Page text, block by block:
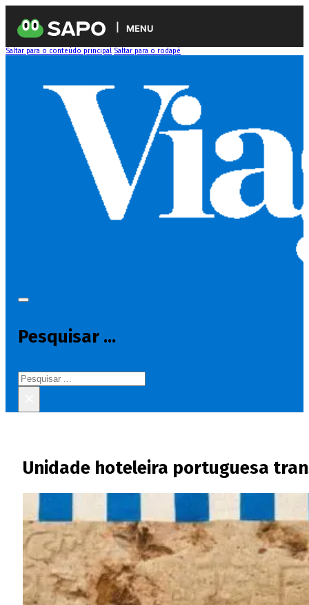
MENU
Saltar para o conteúdo principal Saltar para o rodapé
Pesquisar ...
Pesquisar
Unidade hoteleira portuguesa